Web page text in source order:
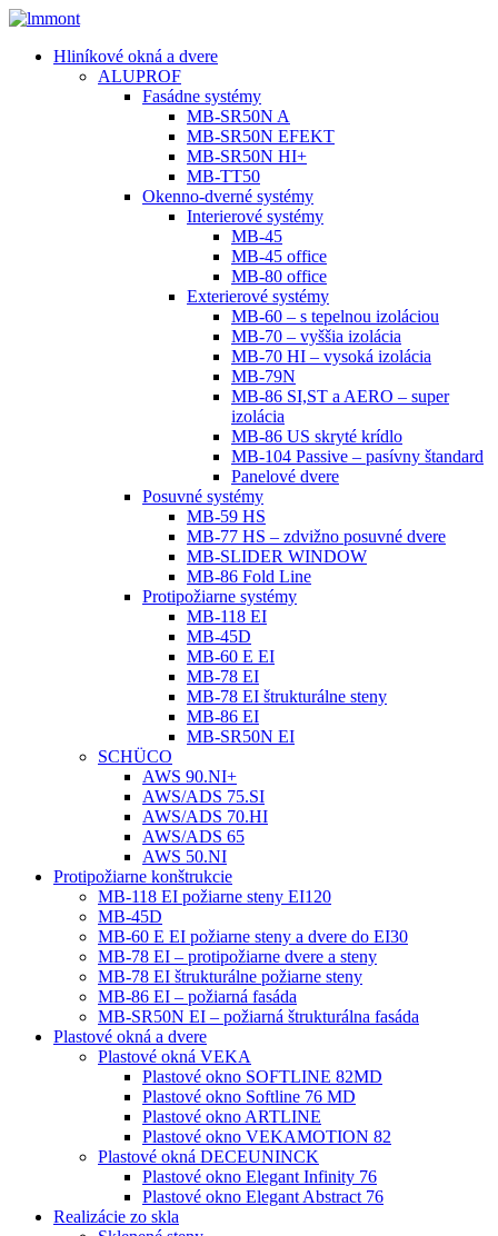
Hliníkové okná a dvere
ALUPROF
Fasádne systémy
MB-SR50N A
MB-SR50N EFEKT
MB-SR50N HI+
MB-TT50
Okenno-dverné systémy
Interierové systémy
MB-45
MB-45 office
MB-80 office
Exterierové systémy
MB-60 – s tepelnou izoláciou
MB-70 – vyššia izolácia
MB-70 HI – vysoká izolácia
MB-79N
MB-86 SI,ST a AERO – super
izolácia
MB-86 US skryté krídlo
MB-104 Passive – pasívny štandard
Panelové dvere
Posuvné systémy
MB-59 HS
MB-77 HS – zdvižno posuvné dvere
MB-SLIDER WINDOW
MB-86 Fold Line
Protipožiarne systémy
MB-118 EI
MB-45D
MB-60 E EI
MB-78 EI
MB-78 EI štrukturálne steny
MB-86 EI
MB-SR50N EI
SCHÜCO
AWS 90.NI+
AWS/ADS 75.SI
AWS/ADS 70.HI
AWS/ADS 65
AWS 50.NI
Protipožiarne konštrukcie
MB-118 EI požiarne steny EI120
MB-45D
MB-60 E EI požiarne steny a dvere do EI30
MB-78 EI – protipožiarne dvere a steny
MB-78 EI štrukturálne požiarne steny
MB-86 EI – požiarná fasáda
MB-SR50N EI – požiarná štrukturálna fasáda
Plastové okná a dvere
Plastové okná VEKA
Plastové okno SOFTLINE 82MD
Plastové okno Softline 76 MD
Plastové okno ARTLINE
Plastové okno VEKAMOTION 82
Plastové okná DECEUNINCK
Plastové okno Elegant Infinity 76
Plastové okno Elegant Abstract 76
Realizácie zo skla